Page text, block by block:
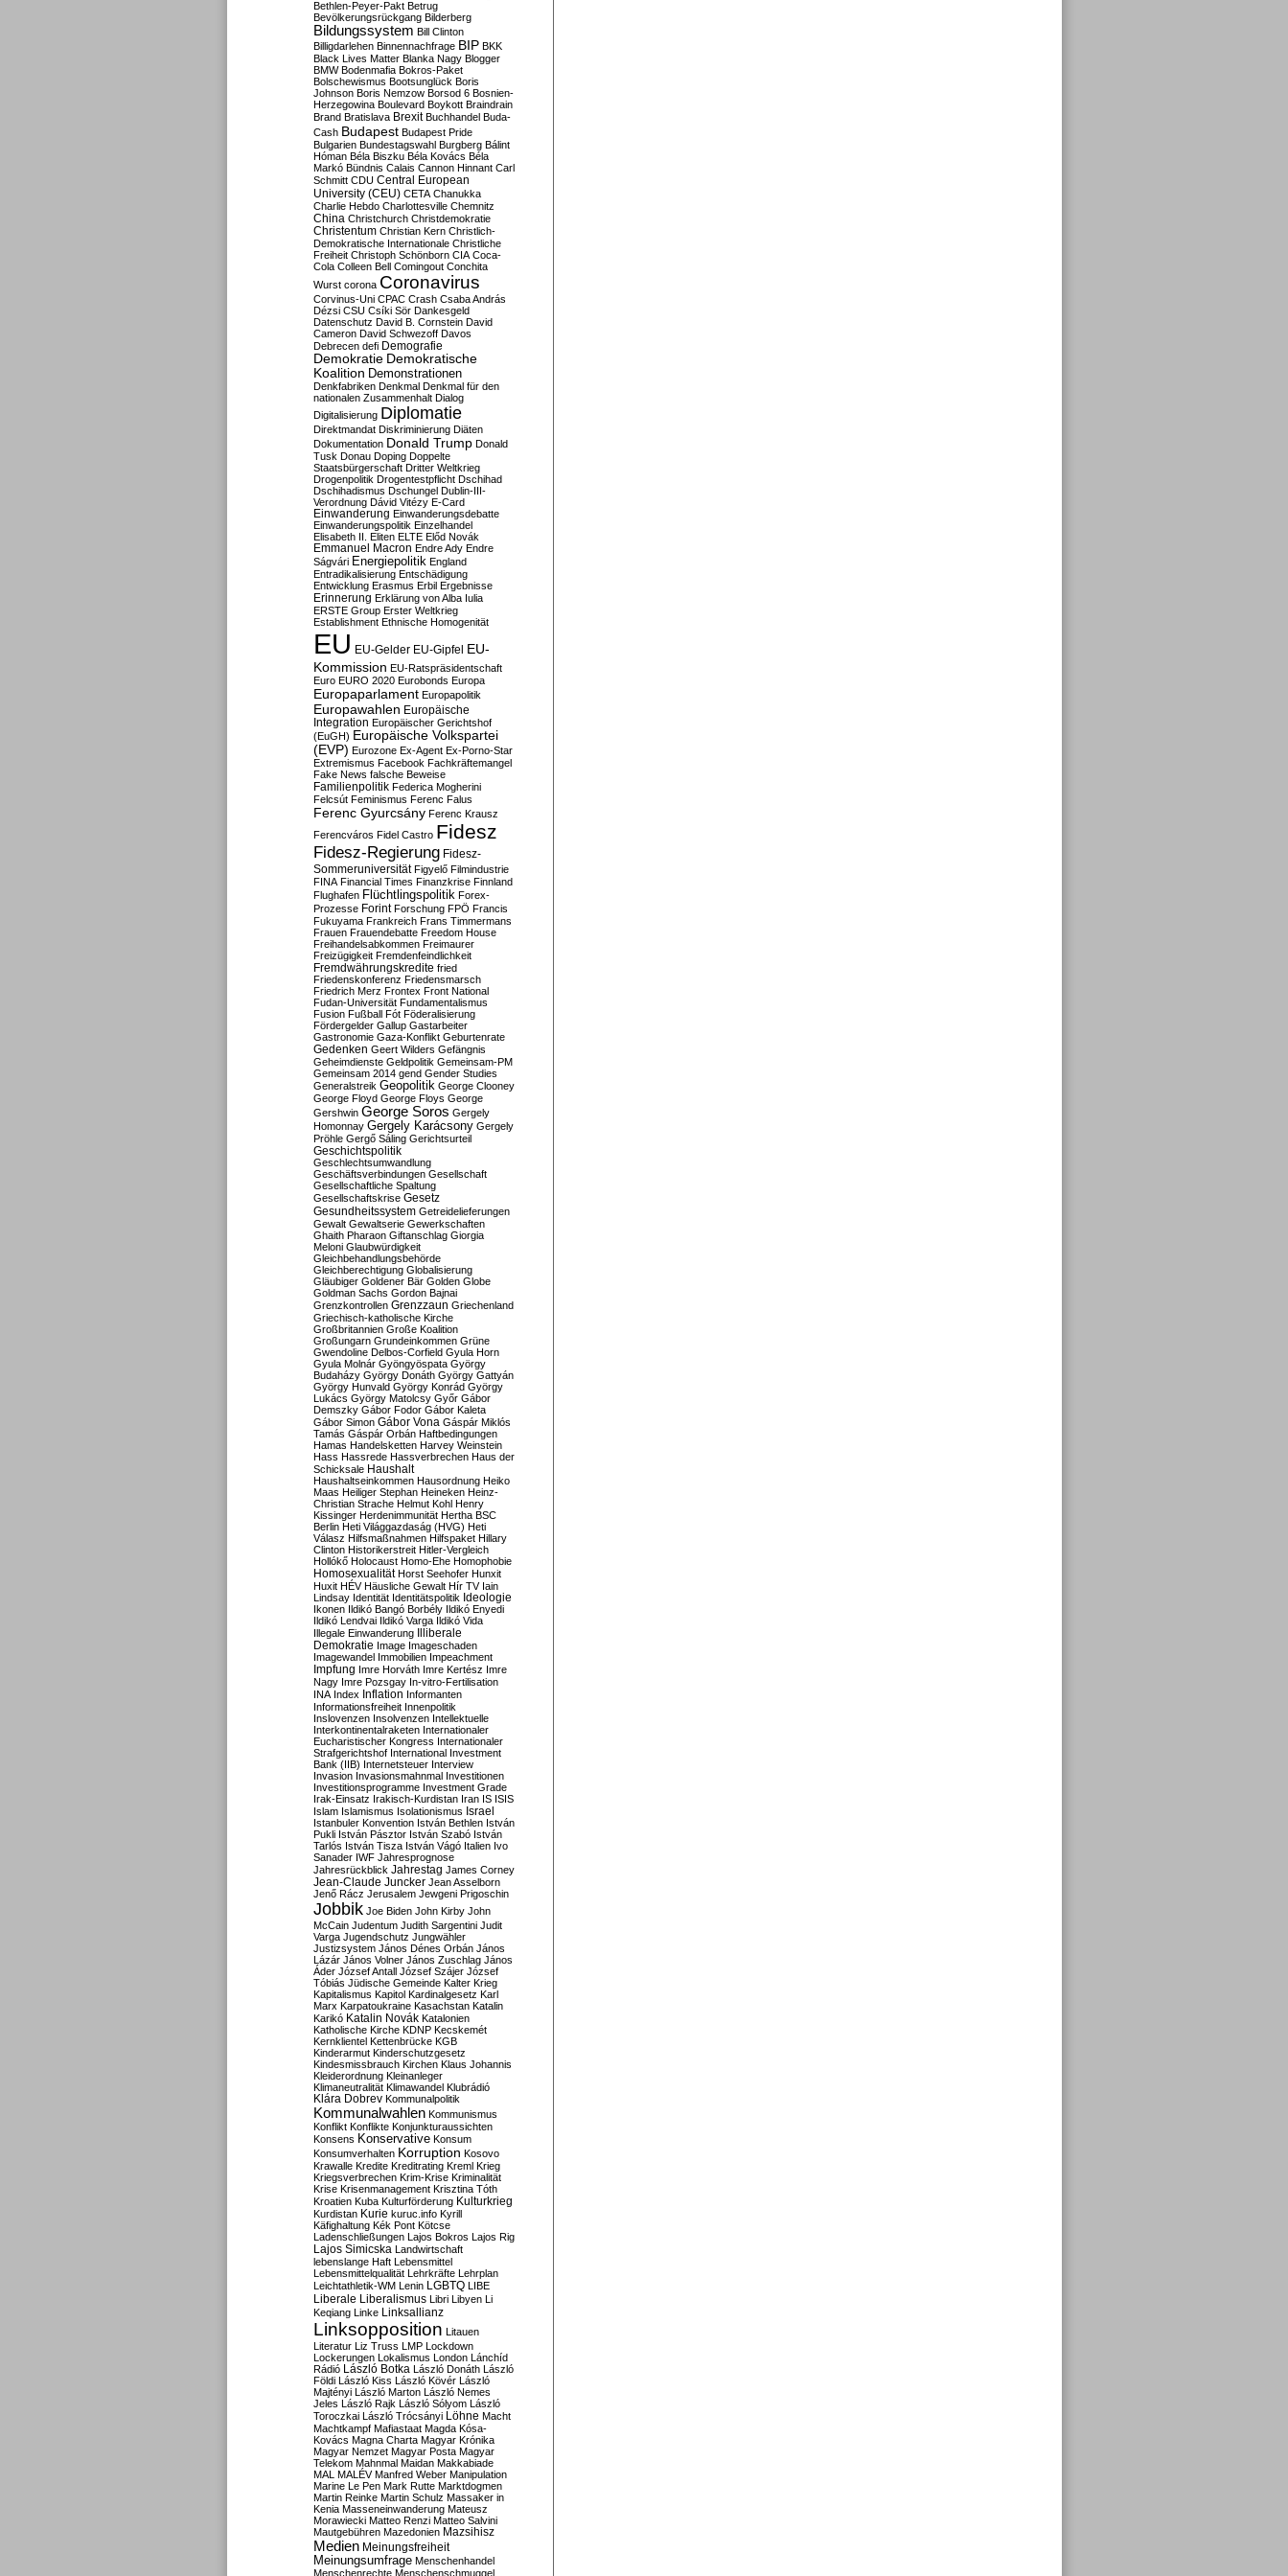
Bethlen-Peyer-Pakt Betrug
Bevölkerungsrückgang Bilderberg
Bildungssystem Bill Clinton
Billigdarlehen Binnennachfrage BIP BKK
Black Lives Matter Blanka Nagy Blogger
BMW Bodenmafia Bokros-Paket
Bolschewismus Bootsunglück Boris
Johnson Boris Nemzow Borsod 6 Bosnien-
Herzegowina Boulevard Boykott Braindrain
Brand Bratislava Brexit Buchhandel Buda-
Cash Budapest Budapest Pride
Bulgarien Bundestagswahl Burgberg Bálint
Hóman Béla Biszku Béla Kovács Béla
Markó Bündnis Calais Cannon Hinnant Carl
Schmitt CDU Central European
University (CEU) CETA Chanukka
Charlie Hebdo Charlottesville Chemnitz
China Christchurch Christdemokratie
Christentum Christian Kern Christlich-
Demokratische Internationale Christliche
Freiheit Christoph Schönborn CIA Coca-
Cola Colleen Bell Comingout Conchita
Wurst corona Coronavirus
Corvinus-Uni CPAC Crash Csaba András
Dézsi CSU Csíki Sör Dankesgeld
Datenschutz David B. Cornstein David
Cameron David Schwezoff Davos
Debrecen defi Demografie
Demokratie Demokratische
Koalition Demonstrationen
Denkfabriken Denkmal Denkmal für den
nationalen Zusammenhalt Dialog
Digitalisierung Diplomatie
Direktmandat Diskriminierung Diäten
Dokumentation Donald Trump Donald
Tusk Donau Doping Doppelte
Staatsbürgerschaft Dritter Weltkrieg
Drogenpolitik Drogentestpflicht Dschihad
Dschihadismus Dschungel Dublin-III-
Verordnung Dávid Vitézy E-Card
Einwanderung Einwanderungsdebatte
Einwanderungspolitik Einzelhandel
Elisabeth II. Eliten ELTE Előd Novák
Emmanuel Macron Endre Ady Endre
Ságvári Energiepolitik England
Entradikalisierung Entschädigung
Entwicklung Erasmus Erbil Ergebnisse
Erinnerung Erklärung von Alba Iulia
ERSTE Group Erster Weltkrieg
Establishment Ethnische Homogenität
EU EU-Gelder EU-Gipfel EU-
Kommission EU-Ratspräsidentschaft
Euro EURO 2020 Eurobonds Europa
Europaparlament Europapolitik
Europawahlen Europäische
Integration Europäischer Gerichtshof
(EuGH) Europäische Volkspartei
(EVP) Eurozone Ex-Agent Ex-Porno-Star
Extremismus Facebook Fachkräftemangel
Fake News falsche Beweise
Familienpolitik Federica Mogherini
Felcsút Feminismus Ferenc Falus
Ferenc Gyurcsány Ferenc Krausz
Ferencváros Fidel Castro Fidesz
Fidesz-Regierung Fidesz-
Sommeruniversität Figyelő Filmindustrie
FINA Financial Times Finanzkrise Finnland
Flughafen Flüchtlingspolitik Forex-
Prozesse Forint Forschung FPÖ Francis
Fukuyama Frankreich Frans Timmermans
Frauen Frauendebatte Freedom House
Freihandelsabkommen Freimaurer
Freizügigkeit Fremdenfeindlichkeit
Fremdwährungskredite fried
Friedenskonferenz Friedensmarsch
Friedrich Merz Frontex Front National
Fudan-Universität Fundamentalismus
Fusion Fußball Fót Föderalisierung
Fördergelder Gallup Gastarbeiter
Gastronomie Gaza-Konflikt Geburtenrate
Gedenken Geert Wilders Gefängnis
Geheimdienste Geldpolitik Gemeinsam-PM
Gemeinsam 2014 gend Gender Studies
Generalstreik Geopolitik George Clooney
George Floyd George Floys George
Gershwin George Soros Gergely
Homonnay Gergely Karácsony Gergely
Pröhle Gergő Sáling Gerichtsurteil
Geschichtspolitik
Geschlechtsumwandlung
Geschäftsverbindungen Gesellschaft
Gesellschaftliche Spaltung
Gesellschaftskrise Gesetz
Gesundheitssystem Getreidelieferungen
Gewalt Gewaltserie Gewerkschaften
Ghaith Pharaon Giftanschlag Giorgia
Meloni Glaubwürdigkeit
Gleichbehandlungsbehörde
Gleichberechtigung Globalisierung
Gläubiger Goldener Bär Golden Globe
Goldman Sachs Gordon Bajnai
Grenzkontrollen Grenzzaun Griechenland
Griechisch-katholische Kirche
Großbritannien Große Koalition
Großungarn Grundeinkommen Grüne
Gwendoline Delbos-Corfield Gyula Horn
Gyula Molnár Gyöngyöspata György
Budaházy György Donáth György Gattyán
György Hunvald György Konrád György
Lukács György Matolcsy Győr Gábor
Demszky Gábor Fodor Gábor Kaleta
Gábor Simon Gábor Vona Gáspár Miklós
Tamás Gáspár Orbán Haftbedingungen
Hamas Handelsketten Harvey Weinstein
Hass Hassrede Hassverbrechen Haus der
Schicksale Haushalt
Haushaltseinkommen Hausordnung Heiko
Maas Heiliger Stephan Heineken Heinz-
Christian Strache Helmut Kohl Henry
Kissinger Herdenimmunität Hertha BSC
Berlin Heti Világgazdaság (HVG) Heti
Válasz Hilfsmaßnahmen Hilfspaket Hillary
Clinton Historikerstreit Hitler-Vergleich
Hollókő Holocaust Homo-Ehe Homophobie
Homosexualität Horst Seehofer Hunxit
Huxit HÉV Häusliche Gewalt Hír TV Iain
Lindsay Identität Identitätspolitik Ideologie
Ikonen Ildikó Bangó Borbély Ildikó Enyedi
Ildikó Lendvai Ildikó Varga Ildikó Vida
Illegale Einwanderung Illiberale
Demokratie Image Imageschaden
Imagewandel Immobilien Impeachment
Impfung Imre Horváth Imre Kertész Imre
Nagy Imre Pozsgay In-vitro-Fertilisation
INA Index Inflation Informanten
Informationsfreiheit Innenpolitik
Inslovenzen Insolvenzen Intellektuelle
Interkontinentalraketen Internationaler
Eucharistischer Kongress Internationaler
Strafgerichtshof International Investment
Bank (IIB) Internetsteuer Interview
Invasion Invasionsmahnmal Investitionen
Investitionsprogramme Investment Grade
Irak-Einsatz Irakisch-Kurdistan Iran IS ISIS
Islam Islamismus Isolationismus Israel
Istanbuler Konvention István Bethlen István
Pukli István Pásztor István Szabó István
Tarlós István Tisza István Vágó Italien Ivo
Sanader IWF Jahresprognose
Jahresrückblick Jahrestag James Corney
Jean-Claude Juncker Jean Asselborn
Jenő Rácz Jerusalem Jewgeni Prigoschin
Jobbik Joe Biden John Kirby John
McCain Judentum Judith Sargentini Judit
Varga Jugendschutz Jungwähler
Justizsystem János Dénes Orbán János
Lázár János Volner János Zuschlag János
Áder József Antall József Szájer József
Tóbiás Jüdische Gemeinde Kalter Krieg
Kapitalismus Kapitol Kardinalgesetz Karl
Marx Karpatoukraine Kasachstan Katalin
Karikó Katalin Novák Katalonien
Katholische Kirche KDNP Kecskemét
Kernklientel Kettenbrücke KGB
Kinderarmut Kinderschutzgesetz
Kindesmissbrauch Kirchen Klaus Johannis
Kleiderordnung Kleinanleger
Klimaneutralität Klimawandel Klubrádió
Klára Dobrev Kommunalpolitik
Kommunalwahlen Kommunismus
Konflikt Konflikte Konjunkturaussichten
Konsens Konservative Konsum
Konsumverhalten Korruption Kosovo
Krawalle Kredite Kreditrating Kreml Krieg
Kriegsverbrechen Krim-Krise Kriminalität
Krise Krisenmanagement Krisztina Tóth
Kroatien Kuba Kulturförderung Kulturkrieg
Kurdistan Kurie kuruc.info Kyrill
Käfighaltung Kék Pont Kötcse
Ladenschließungen Lajos Bokros Lajos Rig
Lajos Simicska Landwirtschaft
lebenslange Haft Lebensmittel
Lebensmittelqualität Lehrkräfte Lehrplan
Leichtathletik-WM Lenin LGBTQ LIBE
Liberale Liberalismus Libri Libyen Li
Keqiang Linke Linksallianz
Linksopposition Litauen
Literatur Liz Truss LMP Lockdown
Lockerungen Lokalismus London Lánchíd
Rádió
László Botka László Donáth László
Földi László Kiss László Kövér László
Majtényi László Marton László Nemes
Jeles László Rajk László Sólyom László
Toroczkai László Trócsányi Löhne Macht
Machtkampf Mafiastaat Magda Kósa-
Kovács Magna Charta Magyar Krónika
Magyar Nemzet Magyar Posta Magyar
Telekom Mahnmal Maidan Makkabiade
MAL MALÉV Manfred Weber Manipulation
Marine Le Pen Mark Rutte Marktdogmen
Martin Reinke Martin Schulz Massaker in
Kenia Masseneinwanderung Mateusz
Morawiecki Matteo Renzi Matteo Salvini
Mautgebühren Mazedonien Mazsihisz
Medien Meinungsfreiheit
Meinungsumfrage Menschenhandel
Menschenrechte Menschenschmuggel